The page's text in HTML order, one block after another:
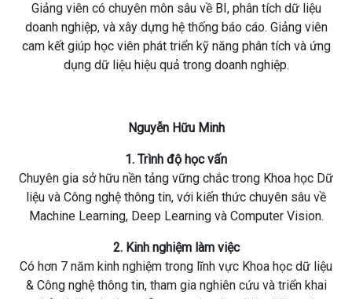
Giảng viên có chuyên môn sâu về BI, phân tích dữ liệu
doanh nghiệp, và xây dựng hệ thống báo cáo. Giảng viên
cam kết giúp học viên phát triển kỹ năng phân tích và ứng
dụng dữ liệu hiệu quả trong doanh nghiệp.
Nguyễn Hữu Minh
1. Trình độ học vấn
Chuyên gia sở hữu nền tảng vững chắc trong Khoa học Dữ
liệu và Công nghệ thông tin, với kiến thức chuyên sâu về
Machine Learning, Deep Learning và Computer Vision.
2. Kinh nghiệm làm việc
Có hơn 7 năm kinh nghiệm trong lĩnh vực Khoa học dữ liệu
& Công nghệ thông tin, tham gia nghiên cứu và triển khai